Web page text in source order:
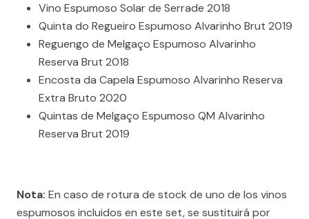
Vino Espumoso Solar de Serrade 2018
Quinta do Regueiro Espumoso Alvarinho Brut 2019
Reguengo de Melgaço Espumoso Alvarinho
Reserva Brut 2018
Encosta da Capela Espumoso Alvarinho Reserva
Extra Bruto 2020
Quintas de Melgaço Espumoso QM Alvarinho
Reserva Brut 2019
Nota: En caso de rotura de stock de uno de los vinos
espumosos incluidos en este set, se sustituirá por